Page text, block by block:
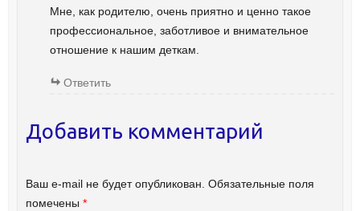
Мне, как родителю, очень приятно и ценно такое
профессиональное, заботливое и внимательное
отношение к нашим деткам.
Ответить
Добавить комментарий
Ваш e-mail не будет опубликован. Обязательные поля
помечены *